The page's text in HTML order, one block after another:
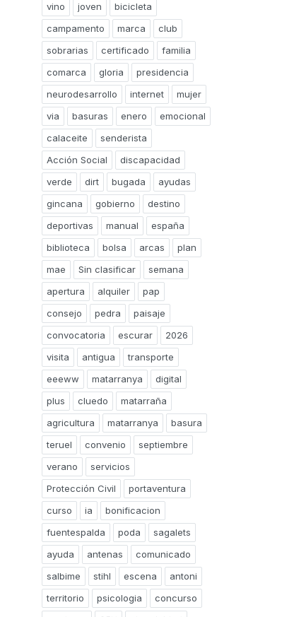
vino
joven
bicicleta
campamento
marca
club
sobrarias
certificado
familia
comarca
gloria
presidencia
neurodesarrollo
internet
mujer
via
basuras enero
emocional
calaceite
senderista
Acción Social
discapacidad
verde
dirt bugada
ayudas
gincana
gobierno
destino
deportivas
manual
españa
biblioteca
bolsa arcas
plan
mae
Sin clasificar
semana
apertura
alquiler
pap
consejo
pedra
paisaje
convocatoria
escurar
2026
visita
antigua
transporte
eeeww
matarranya
digital
plus
cluedo
matarraña
agricultura
matarranya
basura
teruel
convenio
septiembre
verano
servicios
Protección Civil
portaventura
curso
ia
bonificacion
fuentespalda
poda
sagalets
ayuda
antenas
comunicado
salbime
stihl escena
antoni
territorio
psicologia
concurso